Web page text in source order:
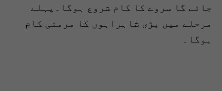
جائے گا سروے کا کام شروع ہوگا۔پہلے
مرحلے میں بڑی شاہراہوں کا مرمتی کام
ہوگا۔